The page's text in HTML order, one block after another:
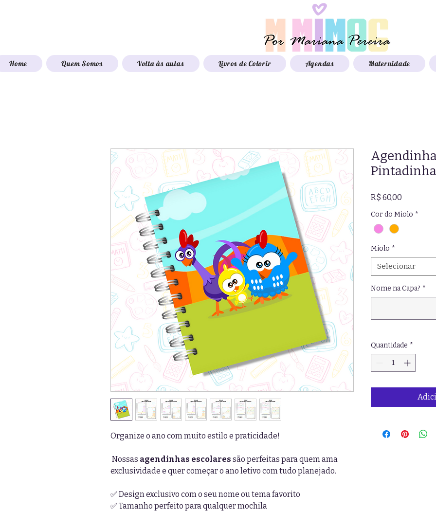
Home Quem Somos Volta às aulas Livros de Colorir Agendas Maternidade
Organize o ano com muito estilo e praticidade!
Nossas agendinhas escolares são perfeitas para quem ama
exclusividade e quer começar o ano letivo com tudo planejado.
✅ Design exclusivo com o seu nome ou tema favorito
✅ Tamanho perfeito para qualquer mochila
R$ 60,00
Cor do Miolo *
Miolo *
Selecionar
Nome na Capa? *
Quantidade *